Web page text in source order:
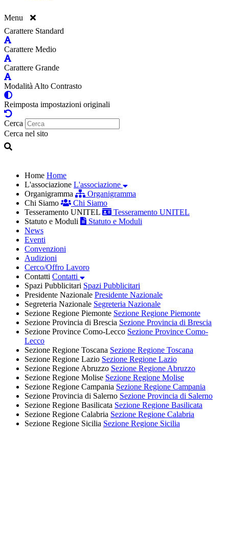
Menu
Carattere Standard
Carattere Medio
Carattere Grande
Modalità Alto Contrasto
Reimposta impostazioni originali
Cerca
Cerca nel sito
Home Home
L'associazione L'associazione
Organigramma
Organigramma
Chi Siamo
Chi Siamo
Tesseramento UNITEL
Tesseramento UNITEL
Statuto e Moduli
Statuto e Moduli
News
Eventi
Convenzioni
Audizioni
Cerco/Offro Lavoro
Contatti Contatti
Spazi Pubblicitari Spazi Pubblicitari
Presidente Nazionale Presidente Nazionale
Segreteria Nazionale Segreteria Nazionale
Sezione Regione Piemonte Sezione Regione Piemonte
Sezione Provincia di Brescia Sezione Provincia di Brescia
Sezione Province Como-Lecco Sezione Province Como-
Lecco
Sezione Regione Toscana Sezione Regione Toscana
Sezione Regione Lazio Sezione Regione Lazio
Sezione Regione Abruzzo Sezione Regione Abruzzo
Sezione Regione Molise Sezione Regione Molise
Sezione Regione Campania Sezione Regione Campania
Sezione Provincia di Salerno Sezione Provincia di Salerno
Sezione Regione Basilicata Sezione Regione Basilicata
Sezione Regione Calabria Sezione Regione Calabria
Sezione Regione Sicilia Sezione Regione Sicilia